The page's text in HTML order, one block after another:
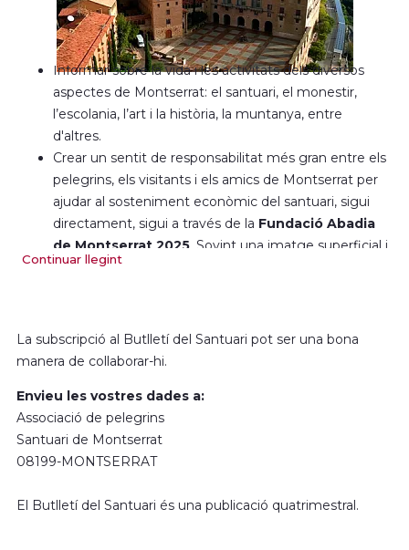
tot ajudant a viure-la amb un autèntic esperit cristià.
Orientar les persones perquè pugin a Montserrat
com a pelegrins i estimular a viure la vida cristiana en
el si de les famílies i de les parròquies.
Informar sobre la vida i les activitats dels diversos
aspectes de Montserrat: el santuari, el monestir,
l’escolania, l’art i la història, la muntanya, entre
d'altres.
Crear un sentit de responsabilitat més gran entre els
pelegrins, els visitants i els amics de Montserrat per
ajudar al sosteniment econòmic del santuari, sigui
directament, sigui a través de la Fundació Abadia
de Montserrat 2025 . Sovint una imatge superficial i
externa de Montserrat ha amagat les necessitats
Continuar llegint
La subscripció al Butlletí del Santuari pot ser una bona
manera de col·laborar-hi.
Envieu les vostres dades a:
Associació de pelegrins
Santuari de Montserrat
08199-MONTSERRAT
El Butlletí del Santuari és una publicació quatrimestral.